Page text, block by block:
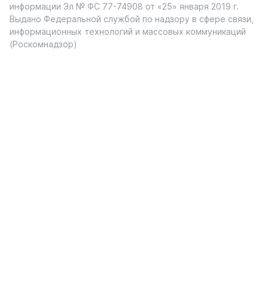
информации Эл № ФС 77-74908 от «25» января 2019 г.
Выдано Федеральной службой по надзору в сфере связи,
информационных технологий и массовых коммуникаций
(Роскомнадзор)